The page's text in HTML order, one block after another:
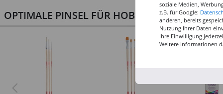
OPTIMALE PINSEL FÜR HOBBY & KUNST
soziale Medien,
z.B. für Google:
anderen, bereits
Nutzung Ihrer Daten
Ihre Einwilligung
Weitere Informationen